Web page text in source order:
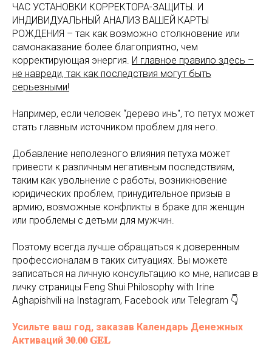
ЧАС УСТАНОВКИ КОРРЕКТОРА-ЗАЩИТЫ. И
ИНДИВИДУАЛЬНЫЙ АНАЛИЗ ВАШЕЙ КАРТЫ
РОЖДЕНИЯ – так как возможно столкновение или
самонаказание более благоприятно, чем
корректирующая энергия. И главное правило здесь –
не навреди, так как последствия могут быть
серьезными!
Например, если человек “дерево инь", то петух может
стать главным источником проблем для него.
Добавление неполезного влияния петуха может
привести к различным негативным последствиям,
таким как увольнение с работы, возникновение
юридических проблем, принудительное призыв в
армию, возможные конфликты в браке для женщин
или проблемы с детьми для мужчин.
Поэтому всегда лучше обращаться к доверенным
профессионалам в таких ситуациях. Вы можете
записаться на личную консультацию ко мне, написав в
личку страницы Feng Shui Philosophy with Irine
Aghapishvili на Instagram, Facebook или Telegram 👇
Усильте ваш год, заказав Календарь Денежных
Активаций 𝟑𝟎.𝟎𝟎 𝐆𝐄𝐋